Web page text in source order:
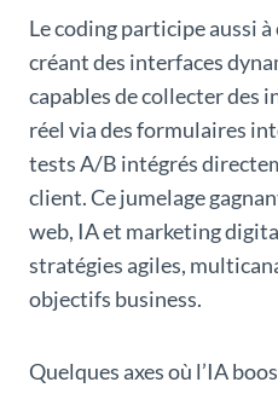
Le coding participe aussi
créant des interfaces
capables de collecter des
réel via des formulaires
tests A/B intégrés
client. Ce jumelage
web, IA et marketing
stratégies agiles,
objectifs business.
Quelques axes où l’IA